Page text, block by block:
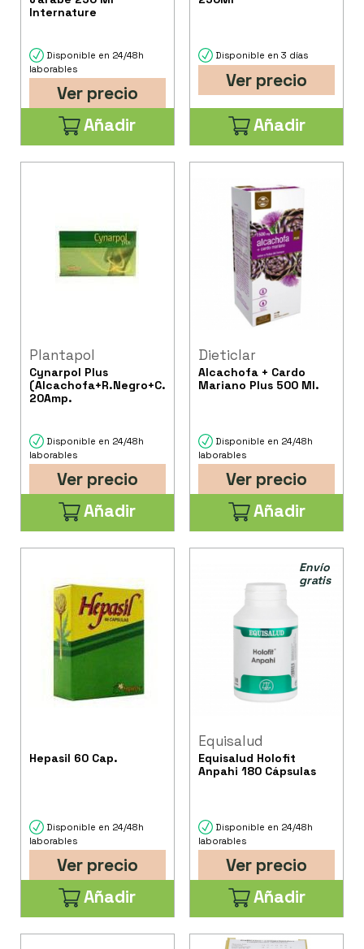
Internature
Disponible en 24/48h
laborables
Ver precio
Añadir
Disponible en 3 días
Ver precio
Añadir
Plantapol
Cynarpol Plus
(Alcachofa+R.Negro+C.Mariano)
20Amp.
Disponible en 24/48h
laborables
Ver precio
Añadir
Dieticlar
Alcachofa + Cardo
Mariano Plus 500 Ml.
Disponible en 24/48h
laborables
Ver precio
Añadir
Hepasil 60 Cap.
Disponible en 24/48h
laborables
Ver precio
Añadir
Equisalud
Equisalud Holofit
Anpahi 180 Cápsulas
Envío
gratis
Disponible en 24/48h
laborables
Ver precio
Añadir